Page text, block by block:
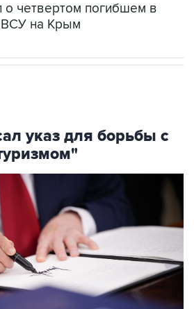
четвертом погибшем в
ВСУ на Крым
указ для борьбы с